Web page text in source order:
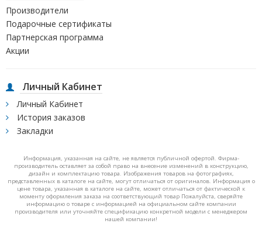
Производители
Подарочные сертификаты
Партнерская программа
Акции
Личный Кабинет
Личный Кабинет
История заказов
Закладки
Информация, указанная на сайте, не является публичной офертой. Фирма-
производитель оставляет за собой право на внесение изменений в конструкцию,
дизайн и комплектацию товара. Изображения товаров на фотографиях,
представленных в каталоге на сайте, могут отличаться от оригиналов. Информация о
цене товара, указанная в каталоге на сайте, может отличаться от фактической к
моменту оформления заказа на соответствующий товар Пожалуйста, сверяйте
информацию о товаре с информацией на официальном сайте компании
производителя или уточняйте спецификацию конкретной модели с менеджером
нашей компании!